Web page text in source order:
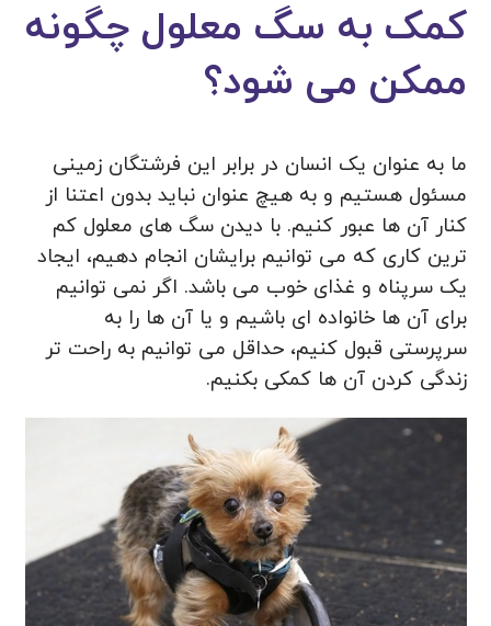
کمک به سگ معلول چگونه
ممکن می شود؟
ما به عنوان یک انسان در برابر این فرشتگان زمینی
مسئول هستیم و به هیچ عنوان نباید بدون اعتنا از
کنار آن ها عبور کنیم. با دیدن سگ های معلول کم
ترین کاری که می توانیم برایشان انجام دهیم، ایجاد
یک سرپناه و غذای خوب می باشد. اگر نمی توانیم
برای آن ها خانواده ای باشیم و یا آن ها را به
سرپرستی قبول کنیم، حداقل می توانیم به راحت تر
زندگی کردن آن ها کمکی بکنیم.